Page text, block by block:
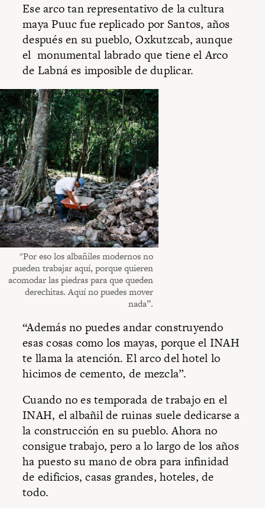
Ese arco tan representativo de la cultura
maya Puuc fue replicado por Santos, años
después en su pueblo, Oxkutzcab, aunque
el monumental labrado que tiene el Arco
de Labná es imposible de duplicar.
"Por eso los albañiles modernos no
pueden trabajar aquí, porque quieren
acomodar las piedras para que queden
derechitas. Aquí no puedes mover
nada”.
“Además no puedes andar construyendo
esas cosas como los mayas, porque el INAH
te llama la atención. El arco del hotel lo
hicimos de cemento, de mezcla”.
Cuando no es temporada de trabajo en el
INAH, el albañil de ruinas suele dedicarse a
la construcción en su pueblo. Ahora no
consigue trabajo, pero a lo largo de los años
ha puesto su mano de obra para infinidad
de edificios, casas grandes, hoteles, de
todo.